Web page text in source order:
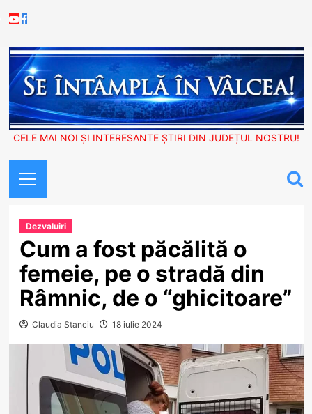
to
Youtube
Facebook
CELE MAI NOI ȘI INTERESANTE ȘTIRI DIN JUDEȚUL NOSTRU!
Menu
Dezvaluiri
Cum a fost păcălită o
femeie, pe o stradă din
Râmnic, de o “ghicitoare”
Claudia Stanciu 18 iulie 2024